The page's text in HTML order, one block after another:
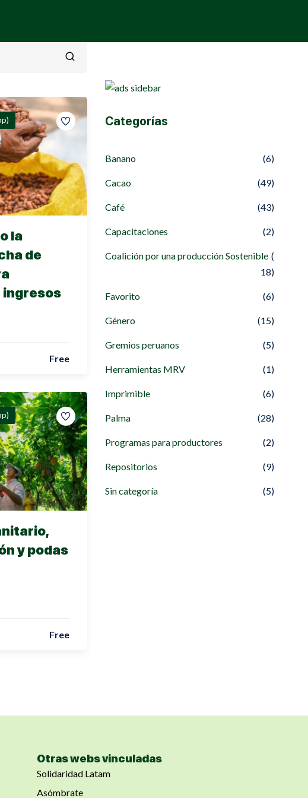
la
de
Free
y podas
Free
Categorías
Banano (6)
Cacao (49)
Café (43)
Capacitaciones (2)
Coalición por una producción Sostenible (
18)
Favorito (6)
Género (15)
Gremios peruanos (5)
Herramientas MRV (1)
Imprimible (6)
Palma (28)
Programas para productores (2)
Repositorios (9)
Sin categoría (5)
Otras webs vinculadas
Solidaridad Latam
Asómbrate